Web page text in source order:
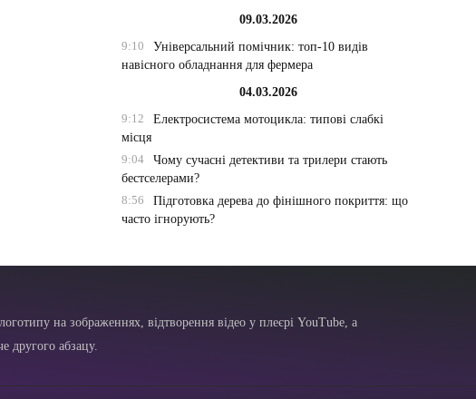
09.03.2026
9:10
Універсальний помічник: топ-10 видів
навісного обладнання для фермера
04.03.2026
9:12
Електросистема мотоцикла: типові слабкі
місця
9:04
Чому сучасні детективи та трилери стають
бестселерами?
8:56
Підготовка дерева до фінішного покриття: що
часто ігнорують?
на зображеннях, відтворення відео у плеєрі YouTube, а
другого абзацу.